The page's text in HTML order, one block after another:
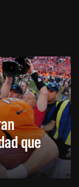
que